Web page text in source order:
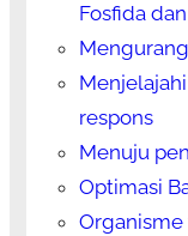
Fosfida
respons
Menuju
Optimasi